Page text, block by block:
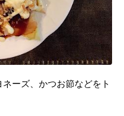
ーズ、かつお節などをト